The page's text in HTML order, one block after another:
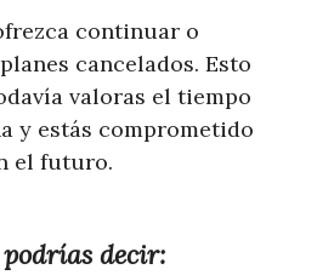
continuar o
cancelados. Esto
valoras el tiempo
y estás comprometido
el futuro.
decir: